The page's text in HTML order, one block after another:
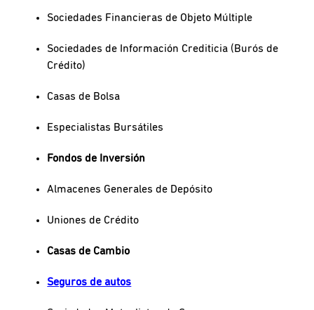
Sociedades Financieras de Objeto Múltiple
Sociedades de Información Crediticia (Burós de
Crédito)
Casas de Bolsa
Especialistas Bursátiles
Fondos de Inversión
Almacenes Generales de Depósito
Uniones de Crédito
Casas de Cambio
Seguros de autos